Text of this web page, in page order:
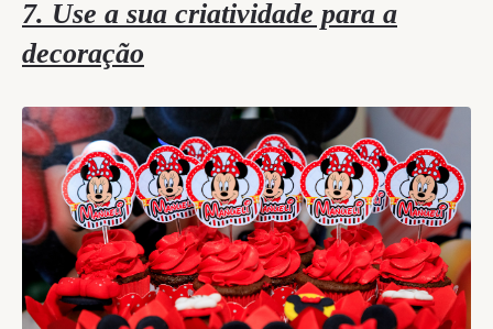
7. Use a sua criatividade para a
decoração